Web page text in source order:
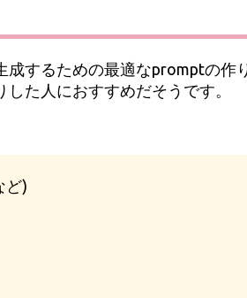
するための最適なpromptの
た人におすすめだそうです。
ど)